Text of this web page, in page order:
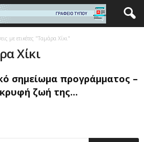
με ετικέτες "Ταμάρα Χίκι"
Χίκι
σημείωμα προγράμματος –
ζωή της...